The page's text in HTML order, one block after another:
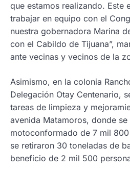
que estamos realizando. Este
trabajar en equipo con el
nuestra gobernadora Marina
con el Cabildo de Tijuana”,
ante vecinas y vecinos de la
Asimismo, en la colonia
Delegación Otay Centenario,
tareas de limpieza y
avenida Matamoros, donde se
motoconformado de 7 mil
se retiraron 30 toneladas de
beneficio de 2 mil 500